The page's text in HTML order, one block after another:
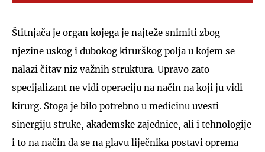
Štitnjača je organ kojega je najteže snimiti zbog
njezine uskog i dubokog kirurškog polja u kojem se
nalazi čitav niz važnih struktura. Upravo zato
specijalizant ne vidi operaciju na način na koji ju vidi
kirurg. Stoga je bilo potrebno u medicinu uvesti
sinergiju struke, akademske zajednice, ali i tehnologije
i to na način da se na glavu liječnika postavi oprema